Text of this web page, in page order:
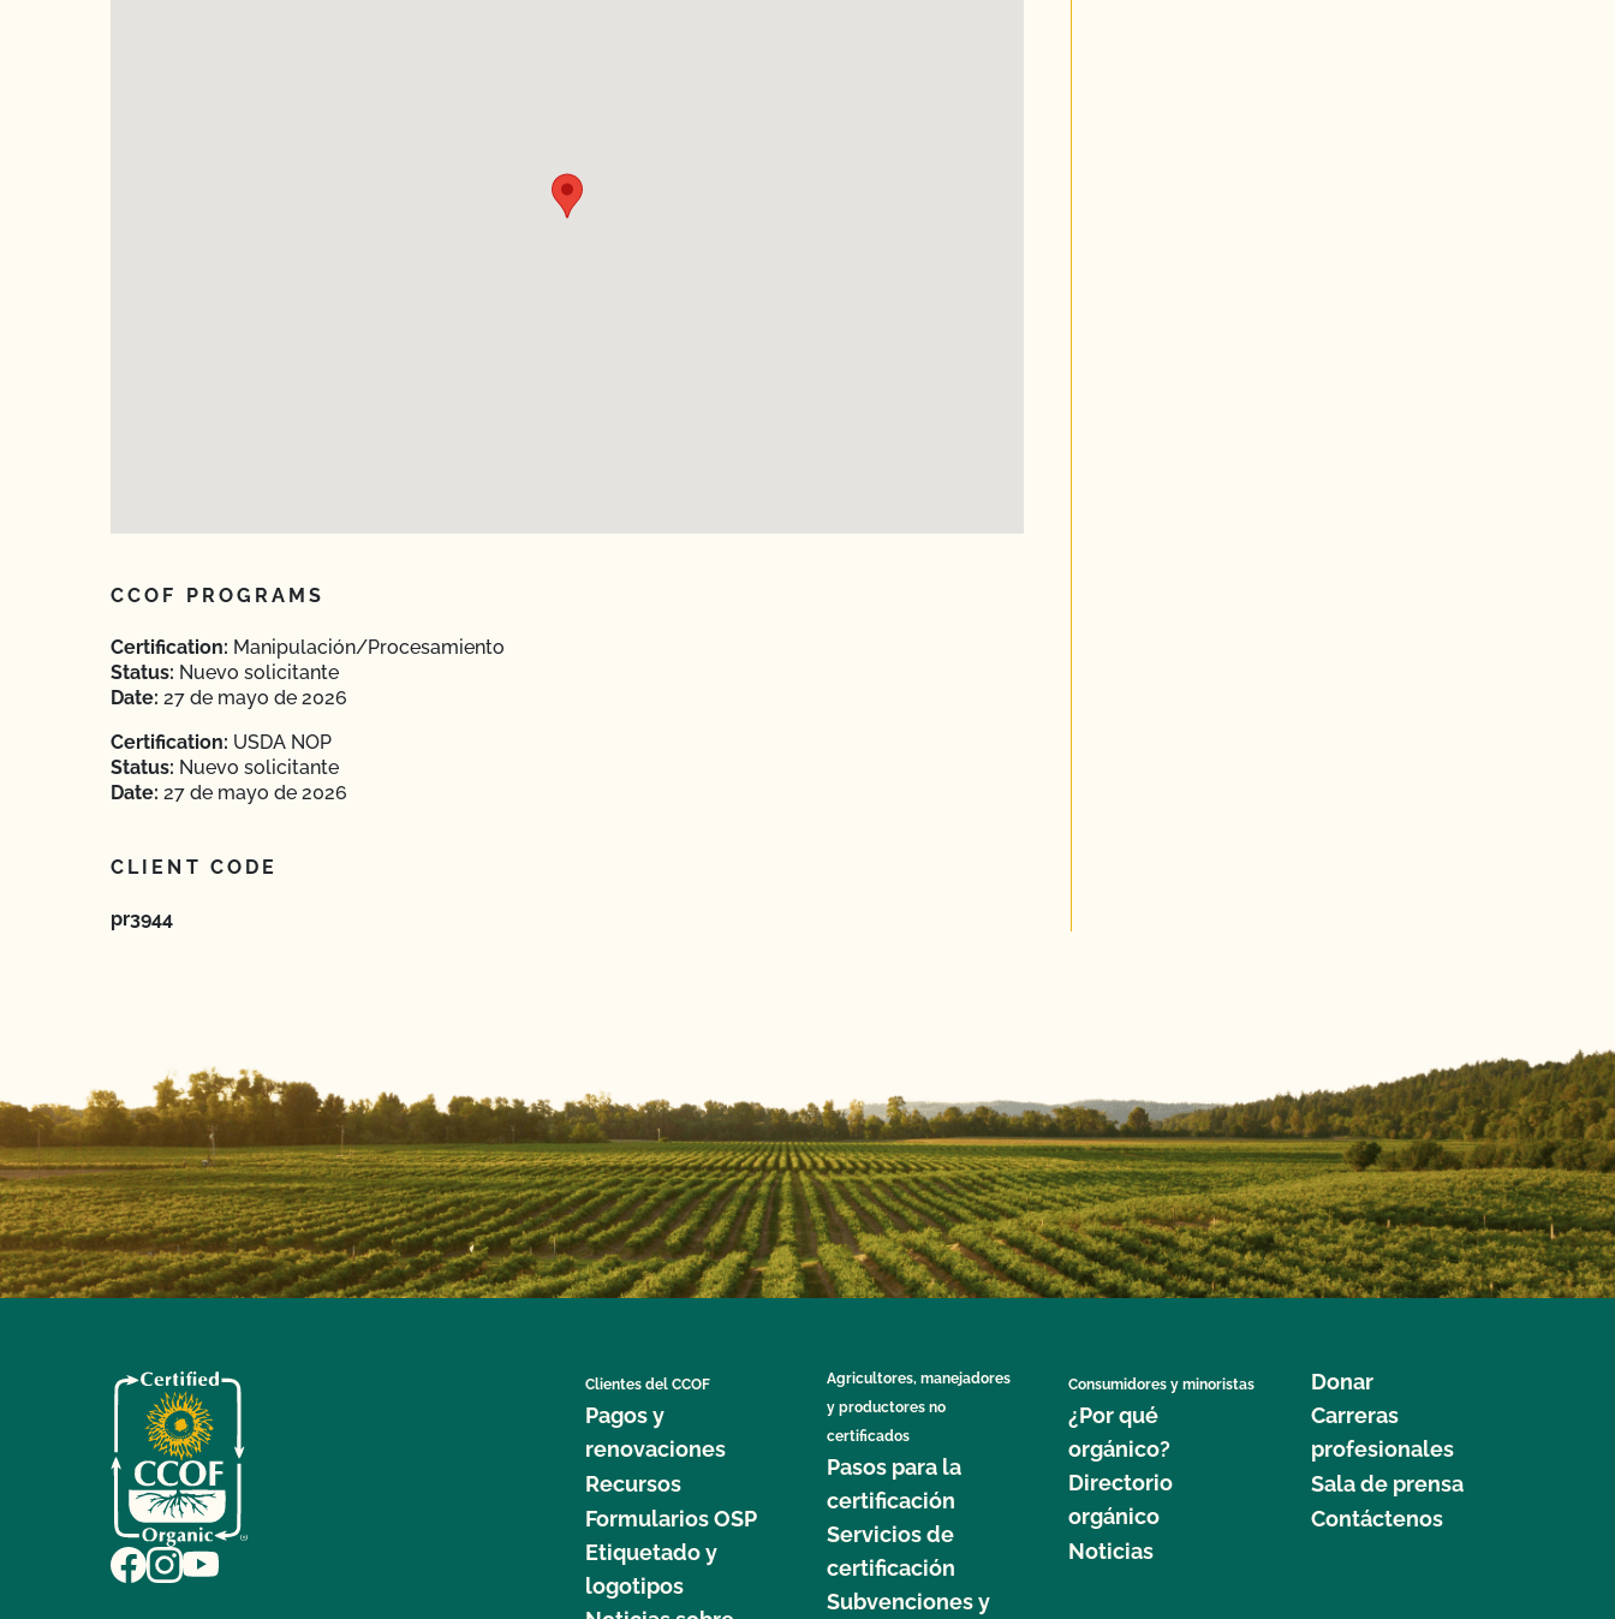
CCOF PROGRAMS
Certification: Manipulación/Procesamiento
Status: Nuevo solicitante
Date: 27 de mayo de 2026
Certification: USDA NOP
Status: Nuevo solicitante
Date: 27 de mayo de 2026
CLIENT CODE
pr3944
Clientes del CCOF
Pagos y
renovaciones
Recursos
Formularios OSP
Etiquetado y
logotipos
Agricultores, manejadores
y productores no
certificados
Pasos para la
certificación
Servicios de
certificación
Subvenciones y
Consumidores y minoristas
¿Por qué
orgánico?
Directorio
orgánico
Noticias
Donar
Carreras
profesionales
Sala de prensa
Contáctenos